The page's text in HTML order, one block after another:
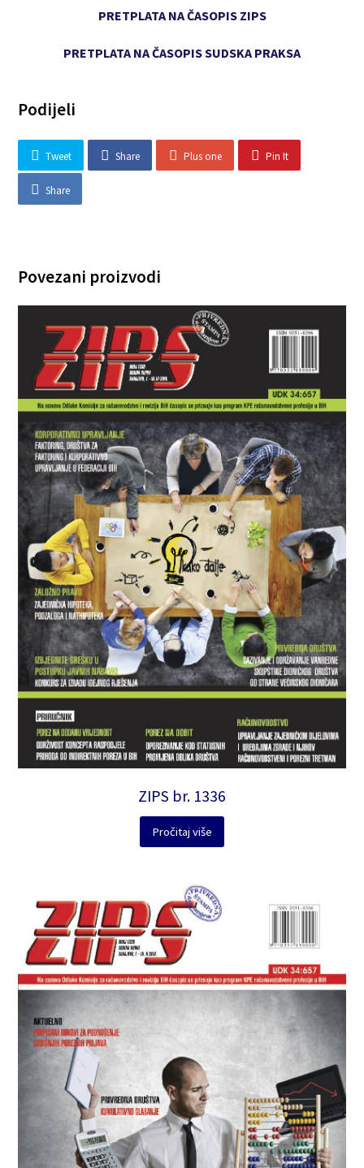
PRETPLATA NA ČASOPIS ZIPS
PRETPLATA NA ČASOPIS SUDSKA PRAKSA
Podijeli
Tweet Share Plus one Pin It
Share
Povezani proizvodi
ZIPS br. 1336
Pročitaj više